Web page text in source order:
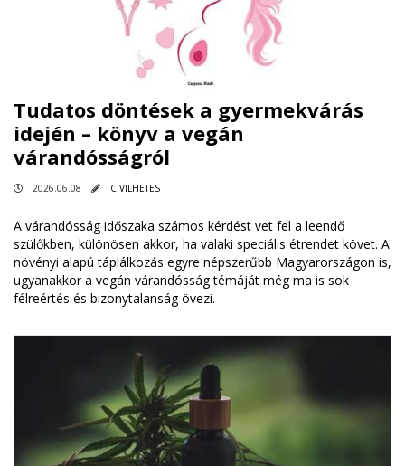
Tudatos döntések a gyermekvárás
idején – könyv a vegán
várandósságról
2026.06.08 CIVILHETES
A várandósság időszaka számos kérdést vet fel a leendő
szülőkben, különösen akkor, ha valaki speciális étrendet követ. A
növényi alapú táplálkozás egyre népszerűbb Magyarországon is,
ugyanakkor a vegán várandósság témáját még ma is sok
félreértés és bizonytalanság övezi.